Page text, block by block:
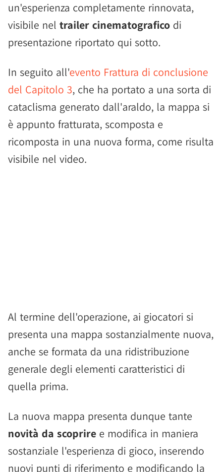
un'esperienza completamente rinnovata,
visibile nel trailer cinematografico di
presentazione riportato qui sotto.
In seguito all'evento Frattura di conclusione
del Capitolo 3, che ha portato a una sorta di
cataclisma generato dall'araldo, la mappa si
è appunto fratturata, scomposta e
ricomposta in una nuova forma, come risulta
visibile nel video.
Al termine dell'operazione, ai giocatori si
presenta una mappa sostanzialmente nuova,
anche se formata da una ridistribuzione
generale degli elementi caratteristici di
quella prima.
La nuova mappa presenta dunque tante
novità da scoprire e modifica in maniera
sostanziale l'esperienza di gioco, inserendo
nuovi punti di riferimento e modificando la